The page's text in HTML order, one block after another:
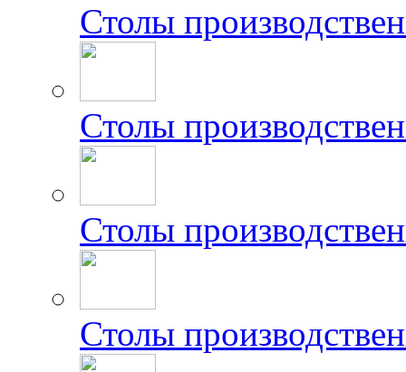
Столы
Столы
Столы
Столы